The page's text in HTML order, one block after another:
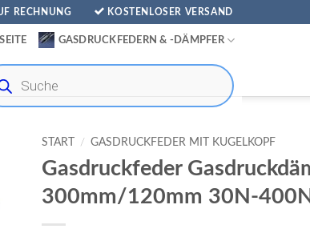
RECHNUNG KOSTENLOSER VERSAND
GASDRUCKFEDERN & -DÄMPFER
START / GASDRUCKFEDER MIT KUGELKOPF
Gasdruckfeder
300mm/120mm 30N-